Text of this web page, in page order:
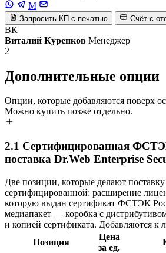
M
Запросить КП с печатью Счёт с
ВК
Виталий Куренков Менеджер
2
Дополнительные опции
Опции, которые добавляются поверх
Можно купить позже отдельно.
2.1 Сертифицированная
поставка Dr.Web Enterprise
Две позиции, которые делают
сертифицированной: расширение
которую выдан сертификат ФСТЭК
медиапакет — коробка с
и копией сертификата. Добавляются к
Позиция
Цена
за ед.